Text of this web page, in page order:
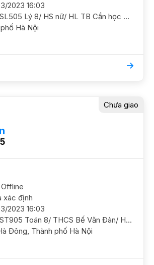
2023 16:03
Yêu cầu khác: SL505 Lý 8/ HS nữ/ HL TB Cần học chắc cơ bản và ôn luyện thêm kiến thức GS nữcó kinh nghiệm ĐC Tòa Roman Plaza ngã tư Tố Hữu -Mỗ Lao Học phí 150 - 170k/b/2h
phố Hà Nội
Chưa giao
xác định
2023 16:03
Yêu cầu khác: ST905 Toán 8/ THCS Bế Văn Đàn/ HS nam/ HL TB Khá Mục tiêu cấp 3 thi Kim Liên, điểm trên lớp đang ở mức 8, cần học nâng cao thêm và ôn luyện dần GS nam. ĐC Hà Đông (gần HV Mật Mã) Hoc phí 180 - 200k/b/2h
Hà Đông, Thành phố Hà Nội